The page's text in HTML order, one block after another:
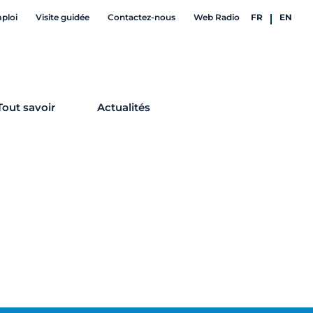
Visite guidée Contactez-nous Web Radio FR EN
savoir Actualités